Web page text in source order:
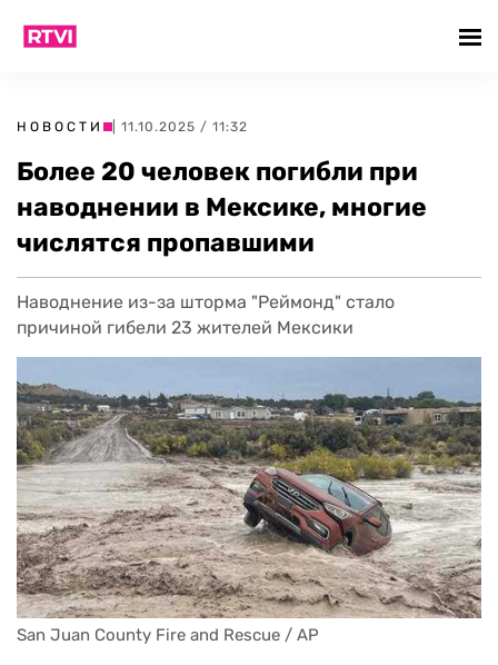
НОВОСТИ | 11.10.2025 / 11:32
Более 20 человек погибли при
наводнении в Мексике, многие
числятся пропавшими
Наводнение из-за шторма "Реймонд" стало
причиной гибели 23 жителей Мексики
San Juan County Fire and Rescue / AP